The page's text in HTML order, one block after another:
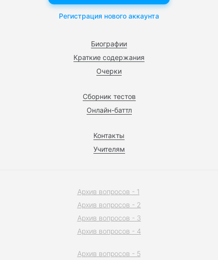
Биографии
Краткие содержания
Очерки
Сборник тестов
Онлайн-баттл
Контакты
Учителям
Регистрация нового аккаунта
Архив вопросов - 1
Архив вопросов - 2
Архив вопросов - 3
Архив вопросов - 4
Архив вопросов - 5